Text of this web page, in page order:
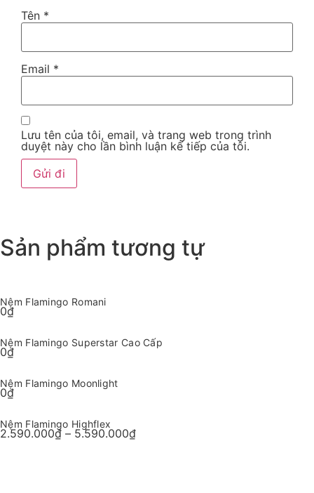
Tên *
Email *
Lưu tên của tôi, email, và trang web trong trình
duyệt này cho lần bình luận kế tiếp của tôi.
Sản phẩm tương tự
Nệm Flamingo Romani
0₫
Nệm Flamingo Superstar Cao Cấp
0₫
Nệm Flamingo Moonlight
0₫
Nệm Flamingo Highflex
2.590.000₫ – 5.590.000₫